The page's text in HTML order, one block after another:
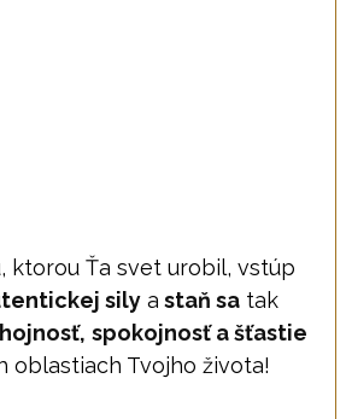
ktorou Ťa svet urobil, vstúp
sily a staň sa tak
spokojnosť a šťastie
oblastiach Tvojho života!